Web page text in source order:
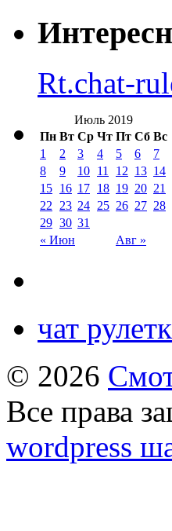
Rt.chat-
Июль 2019
Пн Вт Ср Чт Пт Сб Вс
« Июн Авг »
1 2 3 4 5 6
7
8
9 10 11 12 13 14
15 16 17 18 19 20 21
22 23 24 25 26 27 28
29 30 31
чат
© 2026
Все права
wordpress